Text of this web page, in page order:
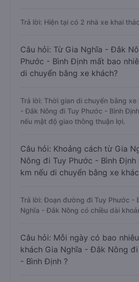
Trả lời: Hiện tại có 2 nhà xe khai
Câu hỏi: Từ Gia Nghĩa - Đắk
Phước - Bình Định mất bao
di chuyển bằng xe khách?
Trả lời: Thời gian di chuyển bằng xe
- Đắk Nông đi Tuy Phước - Bình
nếu mật độ giao thông thuận lợi.
Câu hỏi: Khoảng cách từ Gia
Nông đi Tuy Phước - Bình Định
km nếu di chuyển bằng xe
Trả lời: Đoạn đường đi Tuy Phước -
Nghĩa - Đắk Nông có chiều dài
Câu hỏi: Mỗi ngày có bao
khách Gia Nghĩa - Đắk Nông
- Bình Định ?